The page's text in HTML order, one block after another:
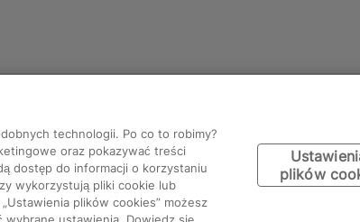
technologii. Po co to robimy?
oraz pokazywać treści
dostęp do informacji o korzystaniu
wykorzystują pliki cookie lub
plików cookies” możesz
plików